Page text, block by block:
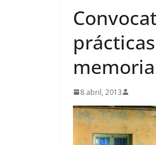
8 abril, 2013